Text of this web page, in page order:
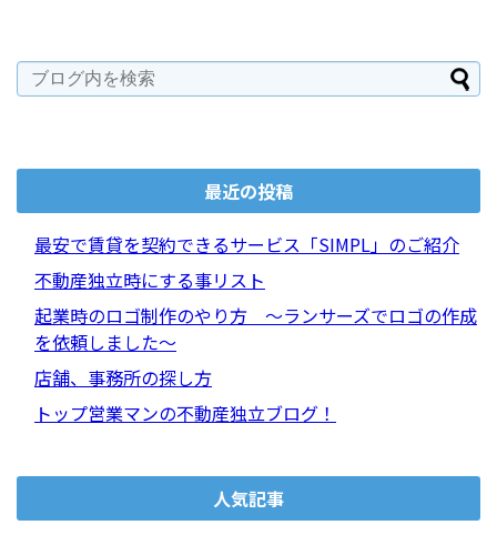
最近の投稿
最安で賃貸を契約できるサービス「SIMPL」のご紹介
不動産独立時にする事リスト
起業時のロゴ制作のやり方 ～ランサーズでロゴの作成
を依頼しました～
店舗、事務所の探し方
トップ営業マンの不動産独立ブログ！
人気記事